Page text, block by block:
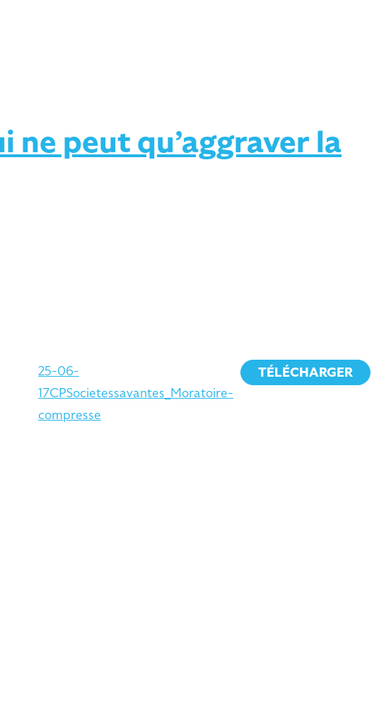
ne peut qu’aggraver la
25-06-
17CPSocietessavantes_Moratoire-
compresse
TÉLÉCHARGER